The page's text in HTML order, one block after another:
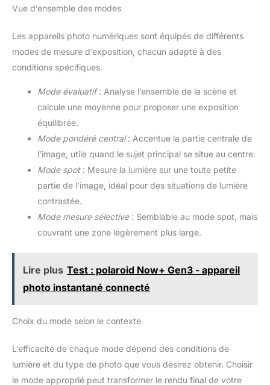
Vue d’ensemble des modes
Les appareils photo numériques sont équipés de différents
modes de mesure d’exposition, chacun adapté à des
conditions spécifiques.
Mode évaluatif: Analyse l’ensemble de la scène et
calcule une moyenne pour proposer une exposition
équilibrée.
Mode pondéré central: Accentue la partie centrale de
l’image, utile quand le sujet principal se situe au centre.
Mode spot: Mesure la lumière sur une toute petite
partie de l’image, idéal pour des situations de lumière
contrastée.
Mode mesure sélective: Semblable au mode spot, mais
couvrant une zone légèrement plus large.
Lire plus Test : polaroid Now+ Gen3 - appareil
photo instantané connecté
Choix du mode selon le contexte
L’efficacité de chaque mode dépend des conditions de
lumière et du type de photo que vous désirez obtenir. Choisir
le mode approprié peut transformer le rendu final de votre